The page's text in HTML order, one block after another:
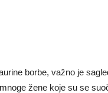
borbe, važno je
žene koje su se